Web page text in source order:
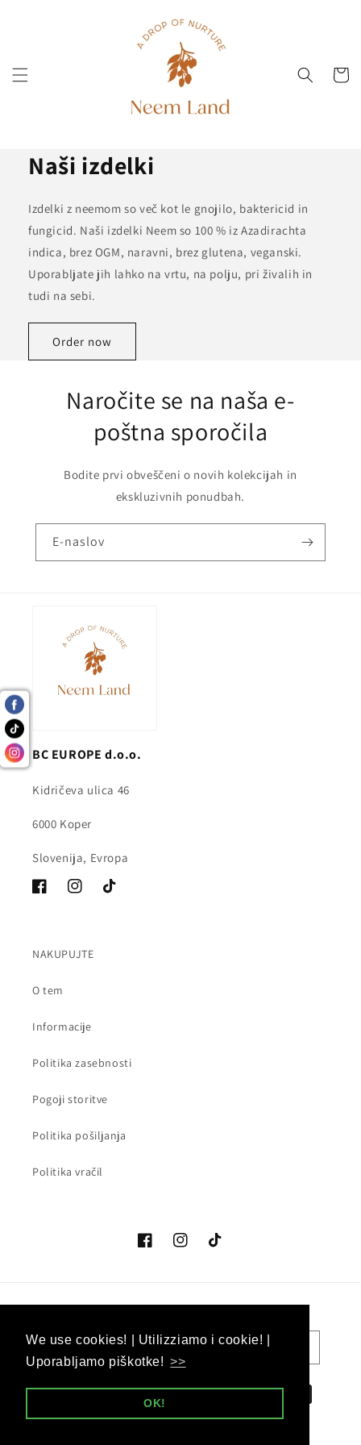
We use cookies! | Utilizziamo i cookie! |
Uporabljamo piškotke! >>
OK!
We use cookies! | Utilizziamo i cookie! |
Uporabljamo piškotke! >>
OK!
Voziček
Naši izdelki
Izdelki z neemom so več kot le gnojilo, baktericid in
fungicid. Naši izdelki Neem so 100 % iz Azadirachta
indica, brez OGM, naravni, brez glutena, veganski.
Uporabljate jih lahko na vrtu, na polju, pri živalih in
tudi na sebi.
Order now
Naročite se na naša e-
poštna sporočila
Bodite prvi obveščeni o novih kolekcijah in
ekskluzivnih ponudbah.
E-naslov
BC EUROPE d.o.o.
Kidričeva ulica 46
6000 Koper
Slovenija, Evropa
FacebookInstagram
Tik
NAKUPUJTE
O tem
Informacije
Politika zasebnosti
Pogoji storitve
Politika pošiljanja
Politika vračil
FacebookInstagram
Tik
EUR € | Slovenija Slovenščina
Načini